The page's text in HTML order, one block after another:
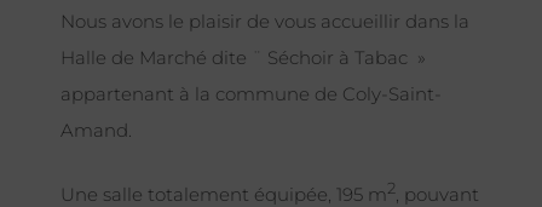
Nous avons le plaisir de vous accueillir dans la
Halle de Marché dite ¨ Séchoir à Tabac »
appartenant à la commune de Coly-Saint-
Amand.
Une salle totalement équipée, 195 m2 , pouvant